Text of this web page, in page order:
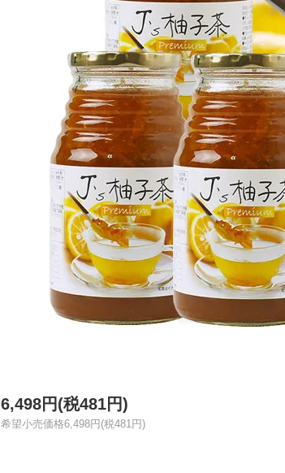
6,498円(税481円)
希望小売価格6,498円(税481円)